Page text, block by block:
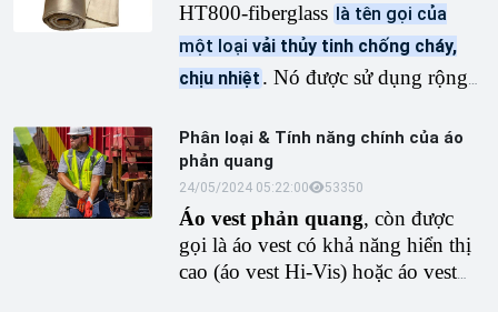
HT800-fiberglass là tên gọi của
một loạivải thủy tinh chống cháy,
chịu nhiệt . Nó được sử dụng rộng
nhiệt, chống cháy như làm rèm,
chăn chống cháy, bọc cách nhiệt
đường ống, và trong các ngành
công nghiệp nặng như đóng tàu,
hóa chất, dầu khí.
Phân loại & Tính năng chính của áo
phản quang
24/05/2024 05:22:00 53350
Áo vest phản quang, còn được
gọi là áo vest có khả năng hiển thị
cao (áo vest Hi-Vis) hoặc áo vest